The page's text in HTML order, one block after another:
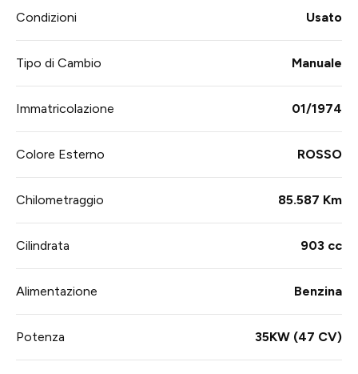
Condizioni Usato
Tipo di Cambio Manuale
Immatricolazione 01/1974
Colore Esterno ROSSO
Chilometraggio 85.587 Km
Cilindrata 903 cc
Alimentazione Benzina
Potenza 35KW (47 CV)